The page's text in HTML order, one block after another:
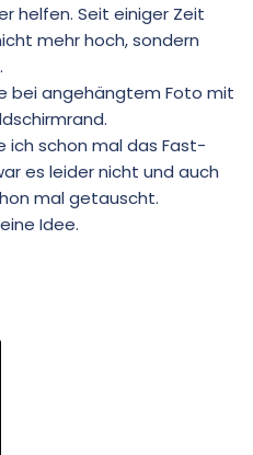
helfen. Seit einiger Zeit
mehr hoch, sondern
bei angehängtem Foto mit
ich schon mal das Fast-
es leider nicht und auch
mal getauscht.
Idee.